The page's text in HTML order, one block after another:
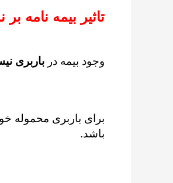
تاثیر بیمه نامه
وجود بیمه در باربری
برای باربری محموله
باشد.